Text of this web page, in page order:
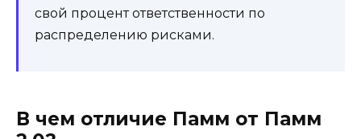
свой процент ответственности по
распределению рисками.
В чем отличие Памм от Памм